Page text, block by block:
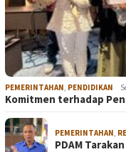
PEMERINTAHAN PENDIDIKAN
Komitmen terhadap
PEMERINTAHAN
PDAM